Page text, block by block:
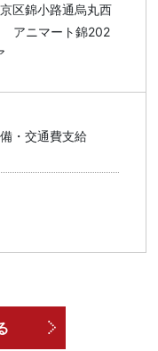
区錦小路通烏丸西
アニマート錦202
・交通費支給